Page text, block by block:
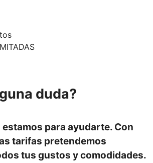
duda?
estamos para ayudarte. Con
tarifas pretendemos
tus gustos y comodidades.